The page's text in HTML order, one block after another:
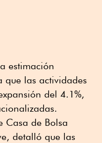
estimación
que las actividades
del 4.1%,
Casa de Bolsa
detalló que las